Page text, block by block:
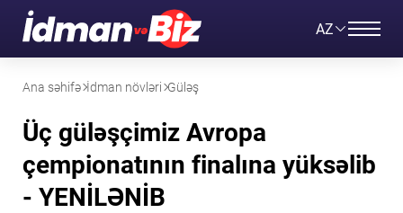
AZ
Ana səhifə İdman növləri Güləş
Üç güləşçimiz Avropa
çempionatının finalına yüksəlib
- YENİLƏNİB